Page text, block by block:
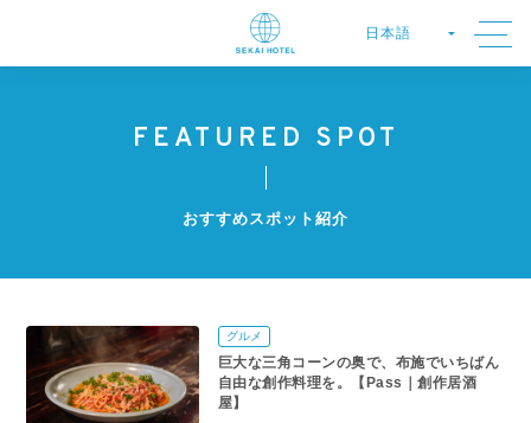
FEATURED SPOT
おすすめスポット紹介
グルメ
巨大な三角コーンの奥で、布施でいちばん
自由な創作料理を。【Pass｜創作居酒
屋】